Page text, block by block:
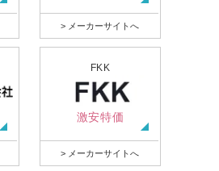
> メーカーサイトへ
FKK
激安特価
> メーカーサイトへ